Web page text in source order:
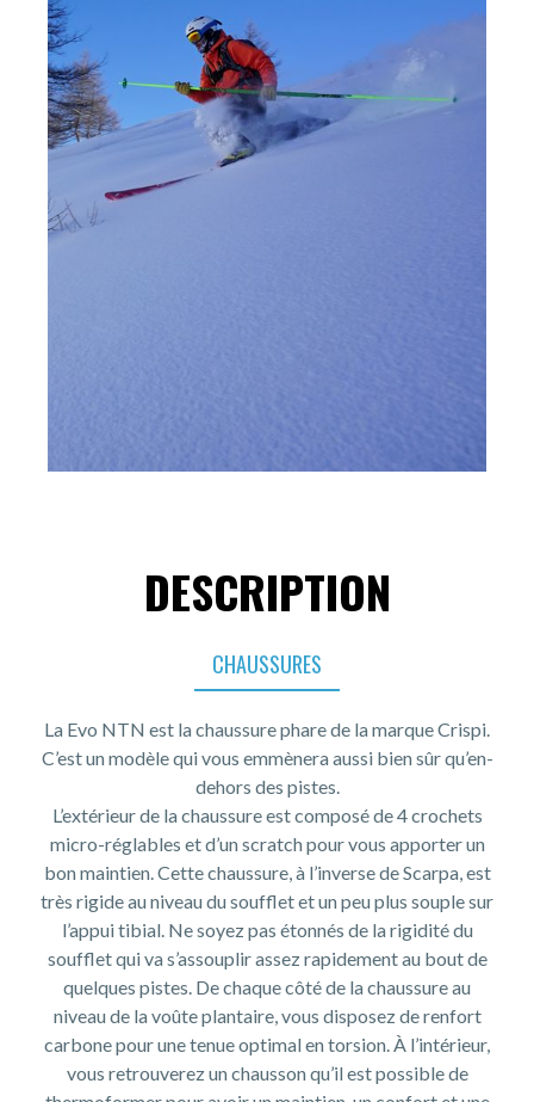
DESCRIPTION
CHAUSSURES
La Evo NTN est la chaussure phare de la marque Crispi.
C’est un modèle qui vous emmènera aussi bien sûr qu’en-
dehors des pistes.
L’extérieur de la chaussure est composé de 4 crochets
micro-réglables et d’un scratch pour vous apporter un
bon maintien. Cette chaussure, à l’inverse de Scarpa, est
très rigide au niveau du soufflet et un peu plus souple sur
l’appui tibial. Ne soyez pas étonnés de la rigidité du
soufflet qui va s’assouplir assez rapidement au bout de
quelques pistes. De chaque côté de la chaussure au
niveau de la voûte plantaire, vous disposez de renfort
carbone pour une tenue optimal en torsion. À l’intérieur,
vous retrouverez un chausson qu’il est possible de